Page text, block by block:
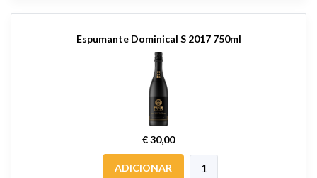
Espumante Dominical S 2017 750ml
€ 30,00
ADICIONAR